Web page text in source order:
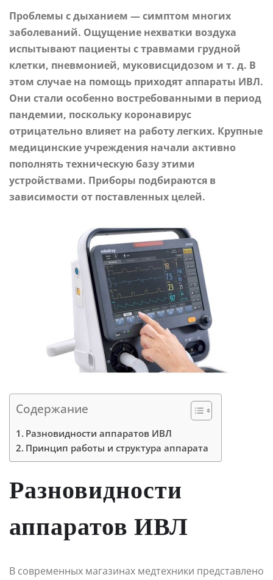
Проблемы с дыханием — симптом многих
заболеваний. Ощущение нехватки воздуха
испытывают пациенты с травмами грудной
клетки, пневмонией, муковисцидозом и т. д. В
этом случае на помощь приходят аппараты ИВЛ.
Они стали особенно востребованными в период
пандемии, поскольку коронавирус
отрицательно влияет на работу легких. Крупные
медицинские учреждения начали активно
пополнять техническую базу этими
устройствами. Приборы подбираются в
зависимости от поставленных целей.
Содержание
Разновидности аппаратов ИВЛ
Принцип работы и структура аппарата
Разновидности
аппаратов ИВЛ
В современных магазинах медтехники представлено